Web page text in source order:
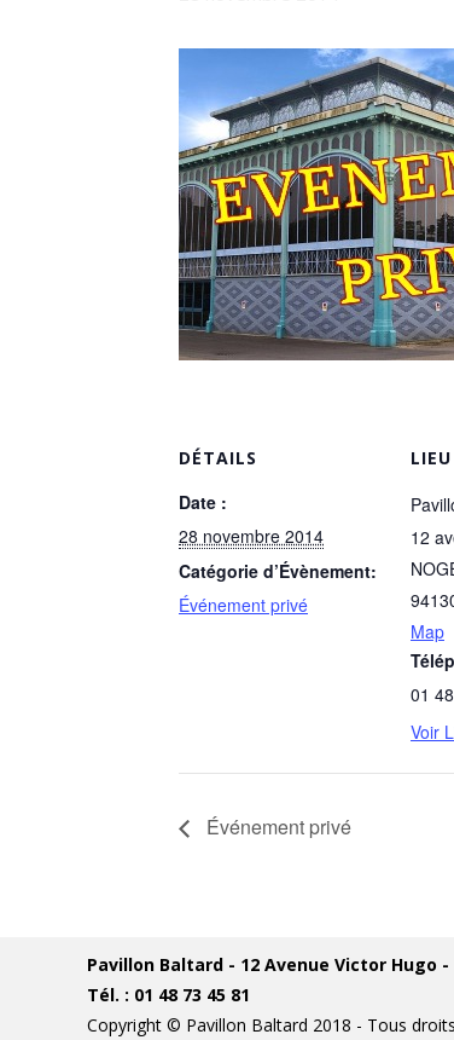
DÉTAILS
Date :
28 novembre 2014
Catégorie d’Évènement:
Événement privé
LIEU
12
Map
01
Voir
Événement privé
Pavillon Baltard - 12 Avenue Victor Hugo
Tél. : 01 48 73 45 81
Copyright © Pavillon Baltard 2018 - Tous